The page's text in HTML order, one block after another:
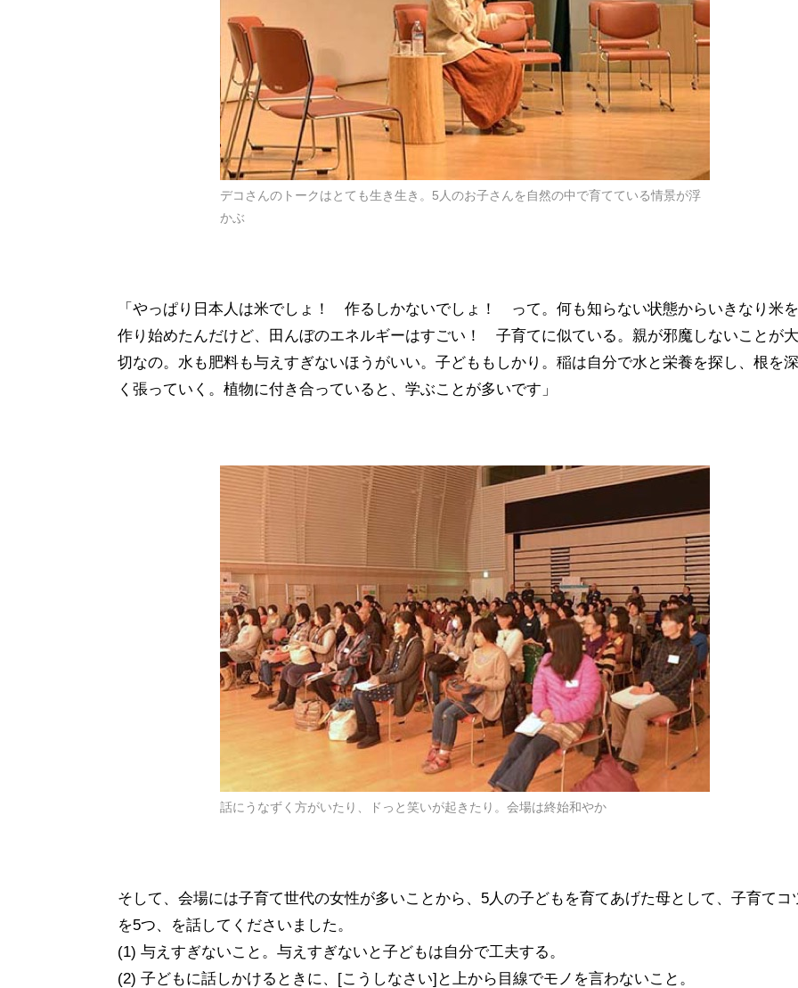
デコさんのトークはとても生き生き。5人のお子さんを自然の中で育てている情景が浮
かぶ
「やっぱり日本人は米でしょ！ 作るしかないでしょ！ って。何も知らない状態からいきなり米を
作り始めたんだけど、田んぼのエネルギーはすごい！ 子育てに似ている。親が邪魔しないことが大
切なの。水も肥料も与えすぎないほうがいい。子どももしかり。稲は自分で水と栄養を探し、根を深
く張っていく。植物に付き合っていると、学ぶことが多いです」
話にうなずく方がいたり、ドっと笑いが起きたり。会場は終始和やか
そして、会場には子育て世代の女性が多いことから、5人の子どもを育てあげた母として、子育てコ
を5つ、を話してくださいました。
(1) 与えすぎないこと。与えすぎないと子どもは自分で工夫する。
(2) 子どもに話しかけるときに、[こうしなさい]と上から目線でモノを言わないこと。